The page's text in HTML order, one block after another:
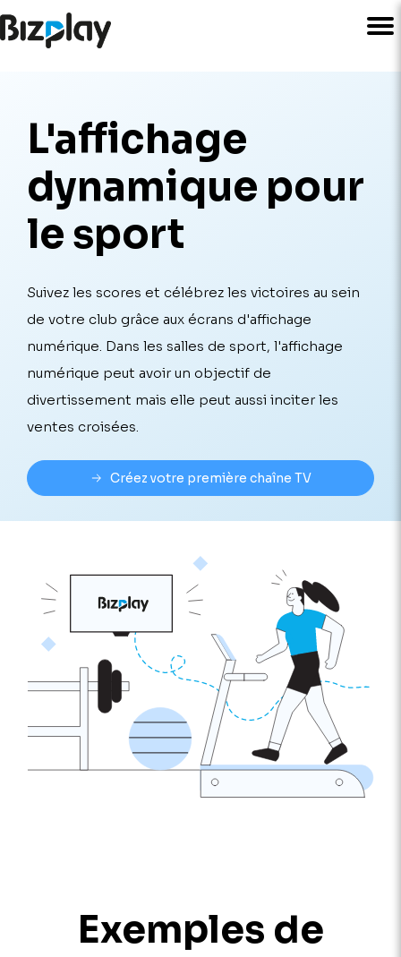
L'affichage
dyna­mique pour
le sport
Suivez les scores et célébrez les victoires au sein
de votre club grâce aux écrans d'affichage
numérique. Dans les salles de sport, l'affichage
numérique peut avoir un objectif de
divertissement mais elle peut aussi inciter les
ventes croisées.
Créez votre première chaîne TV
Exemples de